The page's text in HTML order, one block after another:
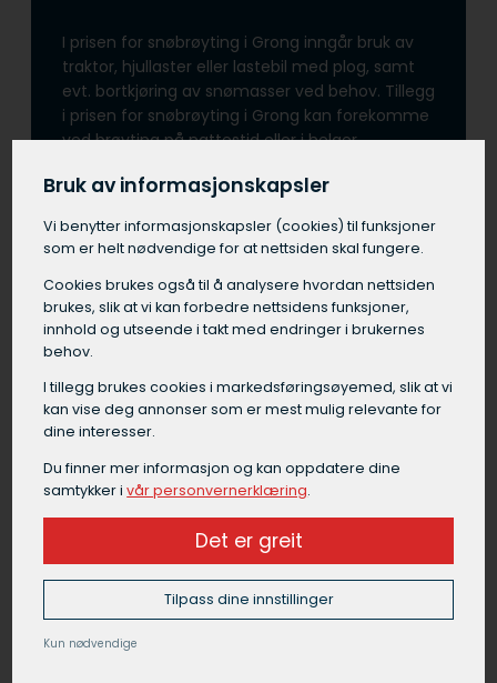
I prisen for snøbrøyting i Grong inngår bruk av
traktor, hjullaster eller lastebil med plog, samt
evt. bortkjøring av snømasser ved behov. Tillegg
i prisen for snøbrøyting i Grong kan forekomme
ved brøyting på nattestid eller i helger.
Grunnarbeid Grong
Grunnarbeid i Grong er en samlebetegnelse på
alt arbeid som må gjøres på tomten før selve
byggingen kan starte. Grunnarbeid i Grong
omfatter blant annet forundersøkelser av
grunnen, graving av byggegrop, drenering rundt
fundament, isolering under gulv,
komprimering av masser.
Et godt grunnarbeid i Grong legger et viktig
fundament for byggets stabilitet og funksjon,
og bør alltid utføres av en erfaren
maskinentreprenør.
Bruk av informasjonskapsler
Vi benytter informasjons­kapsler (cookies) til funksjoner
som er helt nødvendige for at nettsiden skal fungere.
Cookies brukes også til å analysere hvordan nettsiden
brukes, slik at vi kan forbedre nettsidens funksjoner,
innhold og utseende i takt med endringer i brukernes
behov.
I tillegg brukes cookies i markedsførings­øyemed, slik at vi
kan vise deg annonser som er mest mulig relevante for
dine interesser.
Du finner mer informasjon og kan oppdatere dine
samtykker ivår personvernerklæring.
Det er greit
Tilpass dine innstillinger
Kun nødvendige